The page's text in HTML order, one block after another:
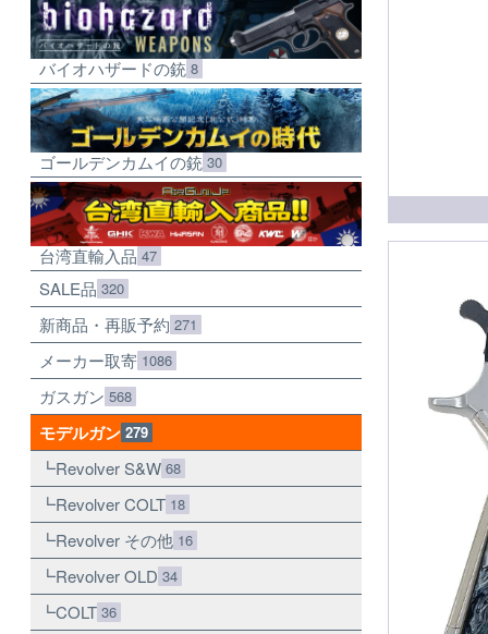
バイオハザードの銃 8
ゴールデンカムイの銃 30
台湾直輸入品 47
SALE品 320
新商品・再販予約 271
メーカー取寄 1086
ガスガン 568
モデルガン 279
Revolver S&W 68
Revolver COLT 18
Revolver その他 16
Revolver OLD 34
COLT 36